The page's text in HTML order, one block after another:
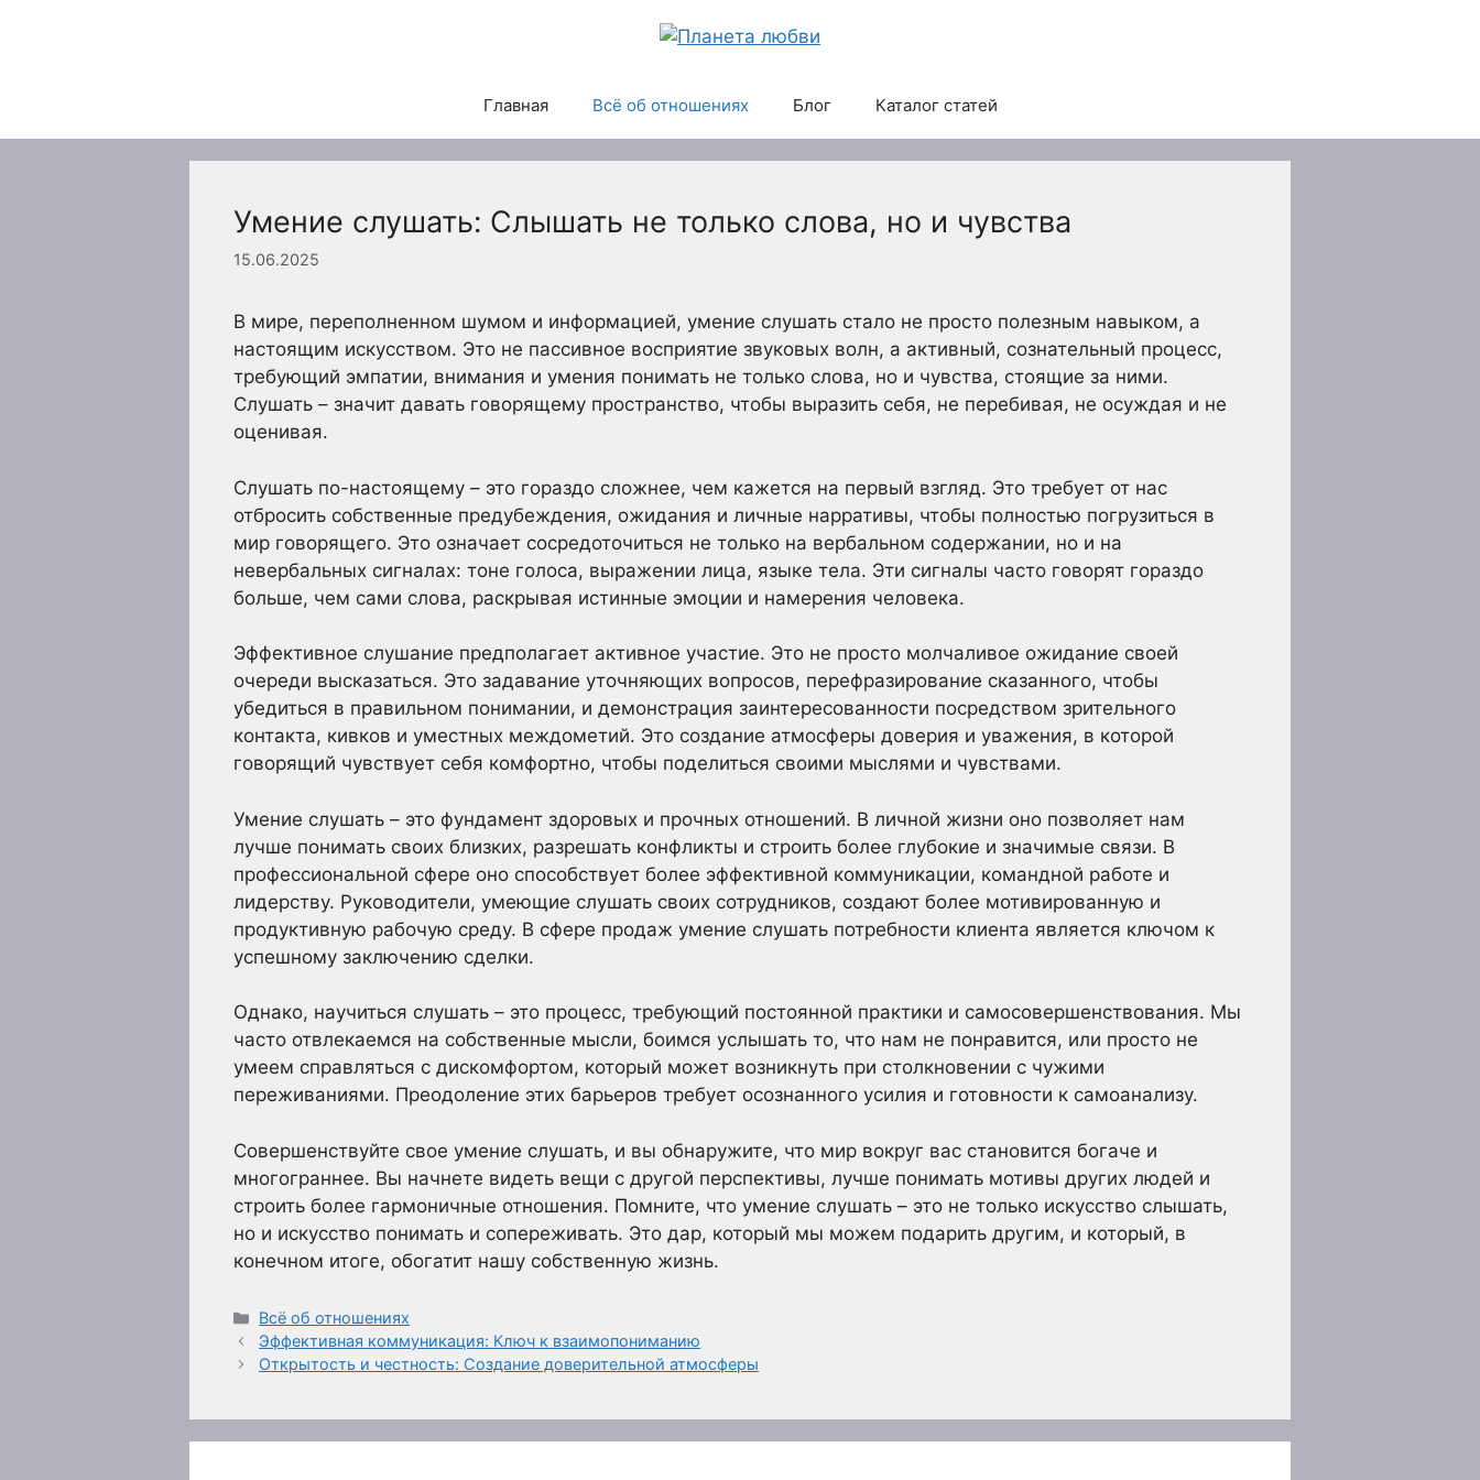
Главная Всё об отношениях Блог Каталог статей
Умение слушать: Слышать не только слова, но и чувства
15.06.2025
В мире, переполненном шумом и информацией, умение слушать стало не просто полезным навыком, а
настоящим искусством. Это не пассивное восприятие звуковых волн, а активный, сознательный процесс,
требующий эмпатии, внимания и умения понимать не только слова, но и чувства, стоящие за ними.
Слушать – значит давать говорящему пространство, чтобы выразить себя, не перебивая, не осуждая и не
оценивая.
Слушать по-настоящему – это гораздо сложнее, чем кажется на первый взгляд. Это требует от нас
отбросить собственные предубеждения, ожидания и личные нарративы, чтобы полностью погрузиться в
мир говорящего. Это означает сосредоточиться не только на вербальном содержании, но и на
невербальных сигналах: тоне голоса, выражении лица, языке тела. Эти сигналы часто говорят гораздо
больше, чем сами слова, раскрывая истинные эмоции и намерения человека.
Эффективное слушание предполагает активное участие. Это не просто молчаливое ожидание своей
очереди высказаться. Это задавание уточняющих вопросов, перефразирование сказанного, чтобы
убедиться в правильном понимании, и демонстрация заинтересованности посредством зрительного
контакта, кивков и уместных междометий. Это создание атмосферы доверия и уважения, в которой
говорящий чувствует себя комфортно, чтобы поделиться своими мыслями и чувствами.
Умение слушать – это фундамент здоровых и прочных отношений. В личной жизни оно позволяет нам
лучше понимать своих близких, разрешать конфликты и строить более глубокие и значимые связи. В
профессиональной сфере оно способствует более эффективной коммуникации, командной работе и
лидерству. Руководители, умеющие слушать своих сотрудников, создают более мотивированную и
продуктивную рабочую среду. В сфере продаж умение слушать потребности клиента является ключом к
успешному заключению сделки.
Однако, научиться слушать – это процесс, требующий постоянной практики и самосовершенствования. Мы
часто отвлекаемся на собственные мысли, боимся услышать то, что нам не понравится, или просто не
умеем справляться с дискомфортом, который может возникнуть при столкновении с чужими
переживаниями. Преодоление этих барьеров требует осознанного усилия и готовности к самоанализу.
Совершенствуйте свое умение слушать, и вы обнаружите, что мир вокруг вас становится богаче и
многограннее. Вы начнете видеть вещи с другой перспективы, лучше понимать мотивы других людей и
строить более гармоничные отношения. Помните, что умение слушать – это не только искусство слышать,
но и искусство понимать и сопереживать. Это дар, который мы можем подарить другим, и который, в
конечном итоге, обогатит нашу собственную жизнь.
Рубрики
Всё об отношениях
Эффективная коммуникация: Ключ к взаимопониманию
Открытость и честность: Создание доверительной атмосферы